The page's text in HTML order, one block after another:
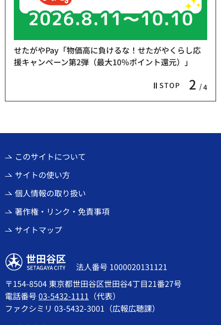
STOP 2 4
せたがやPay「物価高に負けるな！せたがやくらし応
援キャンペーン第2弾（最大10％ポイント還元）」
このサイトについて
サイトの使い方
個人情報の取り扱い
著作権・リンク・免責事項
サイトマップ
世田谷区
法人番号 1000020131121
〒154-8504 東京都世田谷区世田谷4丁目21番27号
電話番号03-5432-1111 （代表）
ファクシミリ 03-5432-3001（広報広聴課）